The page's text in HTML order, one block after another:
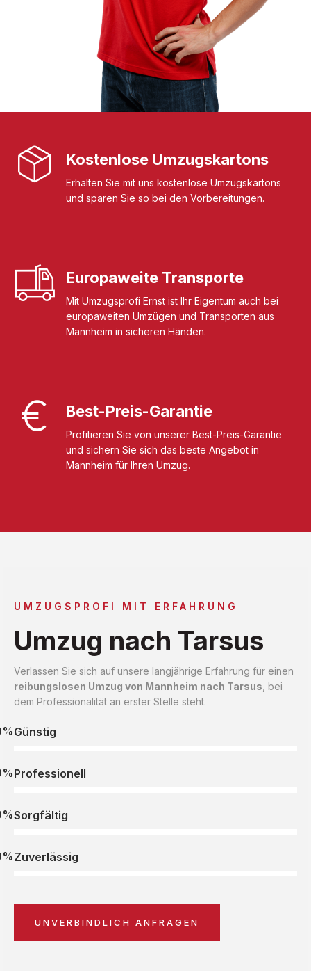
Kostenlose Umzugskartons
Erhalten Sie mit uns kostenlose Umzugskartons
und sparen Sie so bei den Vorbereitungen.
Europaweite Transporte
Mit Umzugsprofi Ernst ist Ihr Eigentum auch bei
europaweiten Umzügen und Transporten aus
Mannheim in sicheren Händen.
Best-Preis-Garantie
Profitieren Sie von unserer Best-Preis-Garantie
und sichern Sie sich das beste Angebot in
Mannheim für Ihren Umzug.
UMZUGSPROFI MIT ERFAHRUNG
Umzug nach Tarsus
Verlassen Sie sich auf unsere langjährige Erfahrung für einen
reibungslosen Umzug von Mannheim nach Tarsus , bei
dem Professionalität an erster Stelle steht.
Günstig
Professionell
Sorgfältig
Zuverlässig
UNVERBINDLICH ANFRAGEN